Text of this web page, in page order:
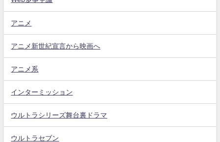
アニメ
アニメ新世紀宣言から映画へ
アニメ系
インターミッション
ウルトラシリーズ舞台裏ドラマ
ウルトラセブン